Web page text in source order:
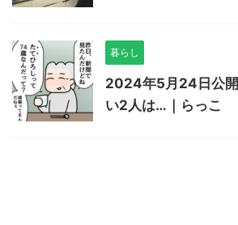
暮らし
2024年5月24日公
い2人は…｜らっこ